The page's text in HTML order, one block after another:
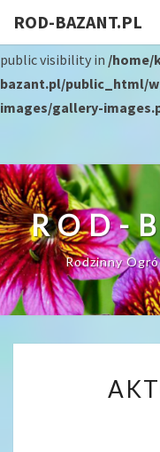
: The magic
public visibility in /home/
bazant.pl/public_html/
images/gallery-
ROD-BAZANT.PL
ROD-
Rodzinny